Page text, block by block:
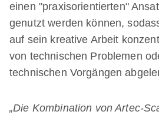
einen "praxisorientierten"
genutzt werden können,
auf sein kreative Arbeit
von technischen Problemen
technischen Vorgängen
„Die Kombination von Artec-